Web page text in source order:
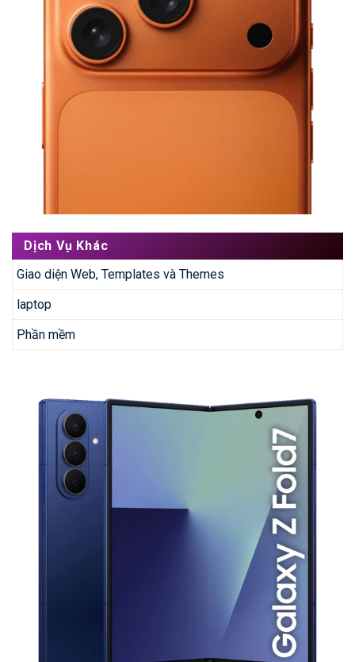
Dịch Vụ Khác
Giao diện Web, Templates và Themes
laptop
Phần mềm